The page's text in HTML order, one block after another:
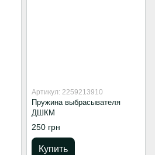
Артикул: 2259213910
Пружина выбрасывателя
ДШКМ
250 грн
Купить